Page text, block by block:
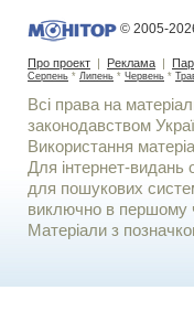
© 2005-
Про проект | Реклама |
Серпень * Липень * Червень *
Всі права на
законодавством
Використання
Для iнтернет-видань
для пошукових
виключно в першому
Матеріали з